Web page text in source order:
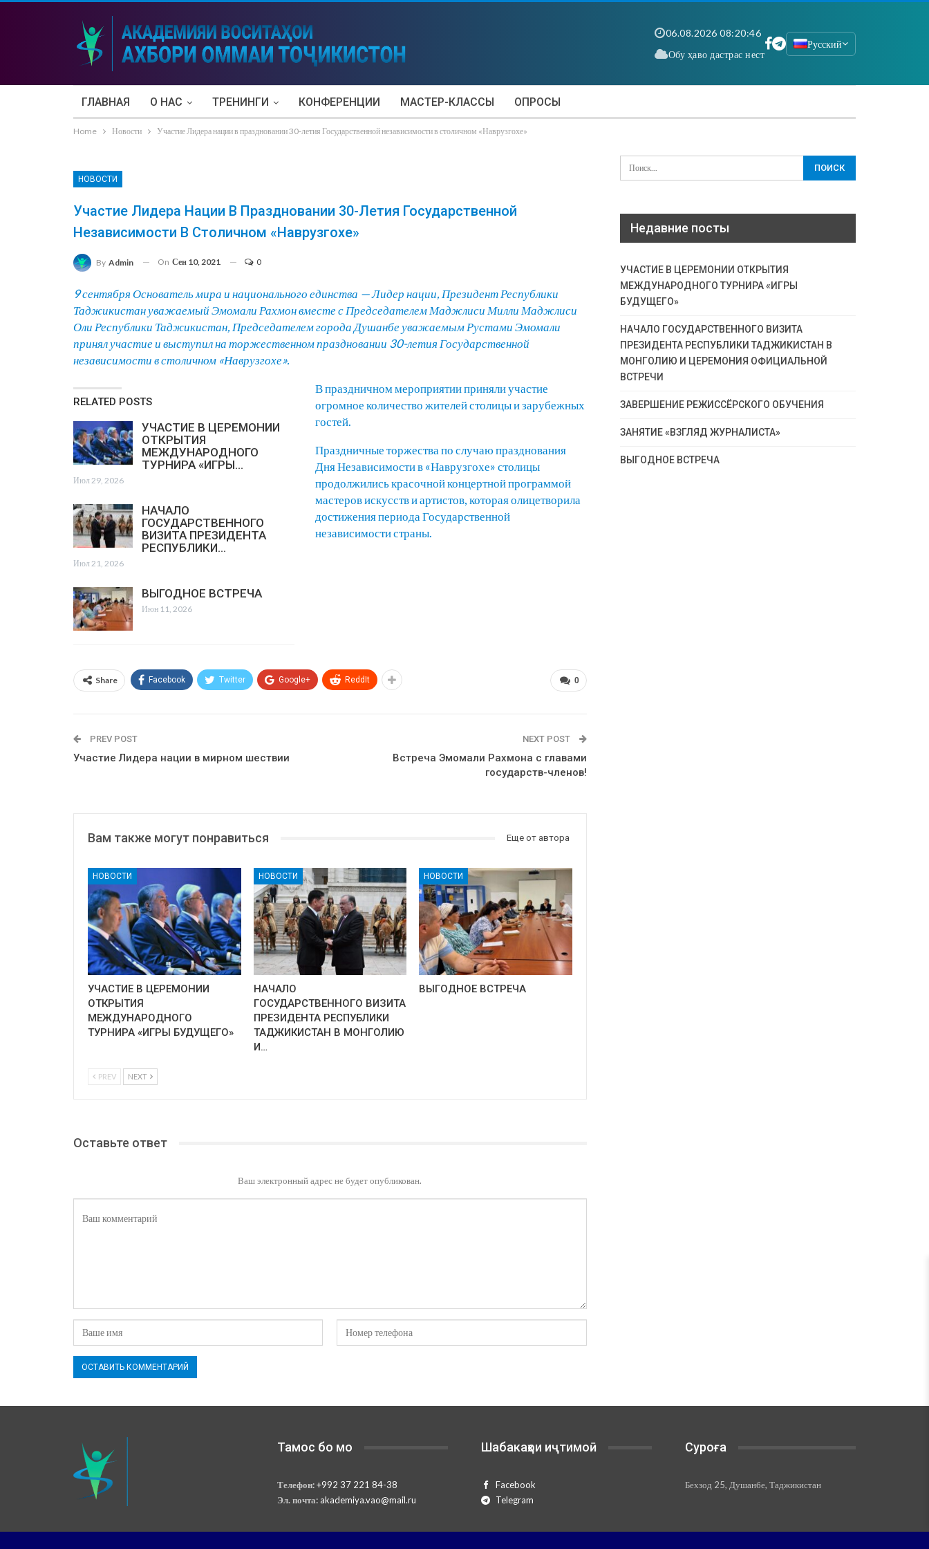
06.08.2026 08:20:46
Обу ҳаво дастрас нест
Русский
ГЛАВНАЯ О НАС ТРЕНИНГИ КОНФЕРЕНЦИИ МАСТЕР-КЛАССЫ ОПРОСЫ
Home Новости Участие Лидера нации в праздновании 30-летия Государственной независимости в столичном «Наврузгохе»
НОВОСТИ
Участие Лидера Нации В Праздновании 30-Летия Государственной
Независимости В Столичном «Наврузгохе»
By Admin On Сен 10, 2021 0
9 сентября Основатель мира и национального единства — Лидер нации, Президент Республики
Таджикистан уважаемый Эмомали Рахмон вместе с Председателем Маджлиси Милли Маджлиси
Оли Республики Таджикистан, Председателем города Душанбе уважаемым Рустами Эмомали
принял участие и выступил на торжественном праздновании 30-летия Государственной
независимости в столичном «Наврузгохе».
RELATED POSTS
УЧАСТИЕ В ЦЕРЕМОНИИ
ОТКРЫТИЯ
МЕЖДУНАРОДНОГО
ТУРНИРА «ИГРЫ…
Июл 29, 2026
НАЧАЛО
ГОСУДАРСТВЕННОГО
ВИЗИТА ПРЕЗИДЕНТА
РЕСПУБЛИКИ…
Июл 21, 2026
ВЫГОДНОЕ ВСТРЕЧА
Июн 11, 2026
В праздничном мероприятии приняли участие
огромное количество жителей столицы и зарубежных
гостей.
Праздничные торжества по случаю празднования
Дня Независимости в «Наврузгохе» столицы
продолжились красочной концертной программой
мастеров искусств и артистов, которая олицетворила
достижения периода Государственной
независимости страны.
0
Share Facebook Twitter Google+ ReddIt
PREV POST
Участие Лидера нации в мирном шествии
NEXT POST
Встреча Эмомали Рахмона с главами
государств-членов!
Вам также могут понравиться Еще от автора
НОВОСТИ
УЧАСТИЕ В ЦЕРЕМОНИИ
ОТКРЫТИЯ
МЕЖДУНАРОДНОГО
ТУРНИРА «ИГРЫ БУДУЩЕГО»
НОВОСТИ
НАЧАЛО
ГОСУДАРСТВЕННОГО ВИЗИТА
ПРЕЗИДЕНТА РЕСПУБЛИКИ
ТАДЖИКИСТАН В МОНГОЛИЮ
И…
НОВОСТИ
ВЫГОДНОЕ ВСТРЕЧА
PREV NEXT
Оставьте ответ
Ваш электронный адрес не будет опубликован.
Недавние посты
УЧАСТИЕ В ЦЕРЕМОНИИ ОТКРЫТИЯ
МЕЖДУНАРОДНОГО ТУРНИРА «ИГРЫ
БУДУЩЕГО»
НАЧАЛО ГОСУДАРСТВЕННОГО ВИЗИТА
ПРЕЗИДЕНТА РЕСПУБЛИКИ ТАДЖИКИСТАН В
МОНГОЛИЮ И ЦЕРЕМОНИЯ ОФИЦИАЛЬНОЙ
ВСТРЕЧИ
ЗАВЕРШЕНИЕ РЕЖИССЁРСКОГО ОБУЧЕНИЯ
ЗАНЯТИЕ «ВЗГЛЯД ЖУРНАЛИСТА»
ВЫГОДНОЕ ВСТРЕЧА
Тамос бо мо
Телефон:+992 37 221 84-38
Эл. почта: akademiya.vao@mail.ru
Шабакаҳои иҷтимоӣ
Facebook
Telegram
Суроға
Бехзод 25, Душанбе, Таджикистан